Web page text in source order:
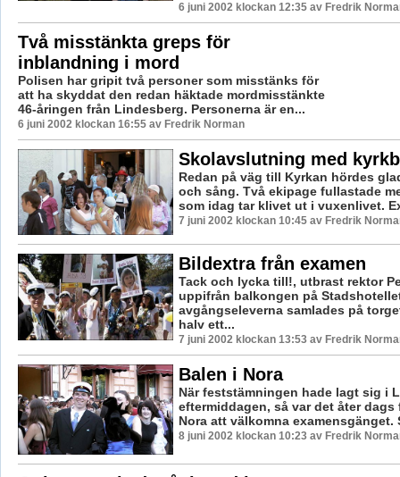
6 juni 2002 klockan 12:35 av Fredrik
Två misstänkta greps för
inblandning i mord
Polisen har gripit två personer som misstänks för
att ha skyddat den redan häktade mordmisstänkte
46-åringen från Lindesberg. Personerna är en...
6 juni 2002 klockan 16:55 av Fredrik Norman
Skolavslutning med
Redan på väg till Kyrkan hördes
och sång. Två ekipage fullastade
som idag tar klivet ut i vuxenlivet.
7 juni 2002 klockan 10:45 av Fredrik
Bildextra från examen
Tack och lycka till!, utbrast rektor
uppifrån balkongen på
avgångseleverna samlades på
halv ett...
7 juni 2002 klockan 13:53 av Fredrik
Balen i Nora
När feststämningen hade lagt sig i
eftermiddagen, så var det åter dags
Nora att välkomna examensgänget.
8 juni 2002 klockan 10:23 av Fredrik